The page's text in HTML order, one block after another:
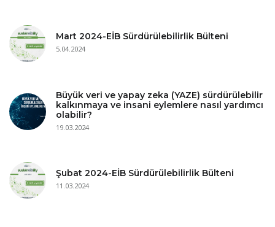
Mart 2024-EİB Sürdürülebilirlik Bülteni
5.04.2024
Büyük veri ve yapay zeka (YAZE) sürdürülebilir
kalkınmaya ve insani eylemlere nasıl yardımcı
olabilir?
19.03.2024
Şubat 2024-EİB Sürdürülebilirlik Bülteni
11.03.2024